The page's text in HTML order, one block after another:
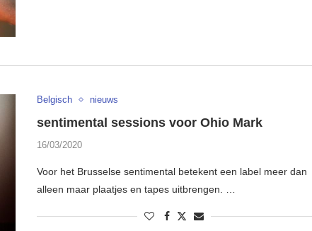
Belgisch nieuws
sentimental sessions voor Ohio Mark
16/03/2020
Voor het Brusselse sentimental betekent een label meer dan
alleen maar plaatjes en tapes uitbrengen. …